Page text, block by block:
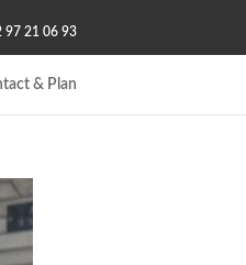
97 21 06 93
& Plan